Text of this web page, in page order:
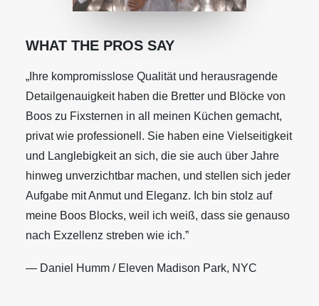
WHAT THE PROS SAY
„Ihre kompromisslose Qualität und herausragende
Detailgenauigkeit haben die Bretter und Blöcke von
Boos zu Fixsternen in all meinen Küchen gemacht,
privat wie professionell. Sie haben eine Vielseitigkeit
und Langlebigkeit an sich, die sie auch über Jahre
hinweg unverzichtbar machen, und stellen sich jeder
Aufgabe mit Anmut und Eleganz. Ich bin stolz auf
meine Boos Blocks, weil ich weiß, dass sie genauso
nach Exzellenz streben wie ich.”
— Daniel Humm / Eleven Madison Park, NYC